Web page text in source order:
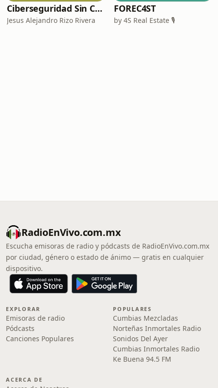
Ciberseguridad Sin Censura
Jesus Alejandro Rizo Rivera
FOREC4ST
by 4S Real Estate 🎙️
RadioEnVivo.com.mx
Escucha emisoras de radio y pódcasts de RadioEnVivo.com.mx
por ciudad, género o estado de ánimo — gratis en cualquier
dispositivo.
EXPLORAR
Emisoras de radio
Pódcasts
Canciones Populares
POPULARES
Cumbias Mezcladas
Norteñas Inmortales Radio
Sonidos Del Ayer
Cumbias Inmortales Radio
Ke Buena 94.5 FM
ACERCA DE